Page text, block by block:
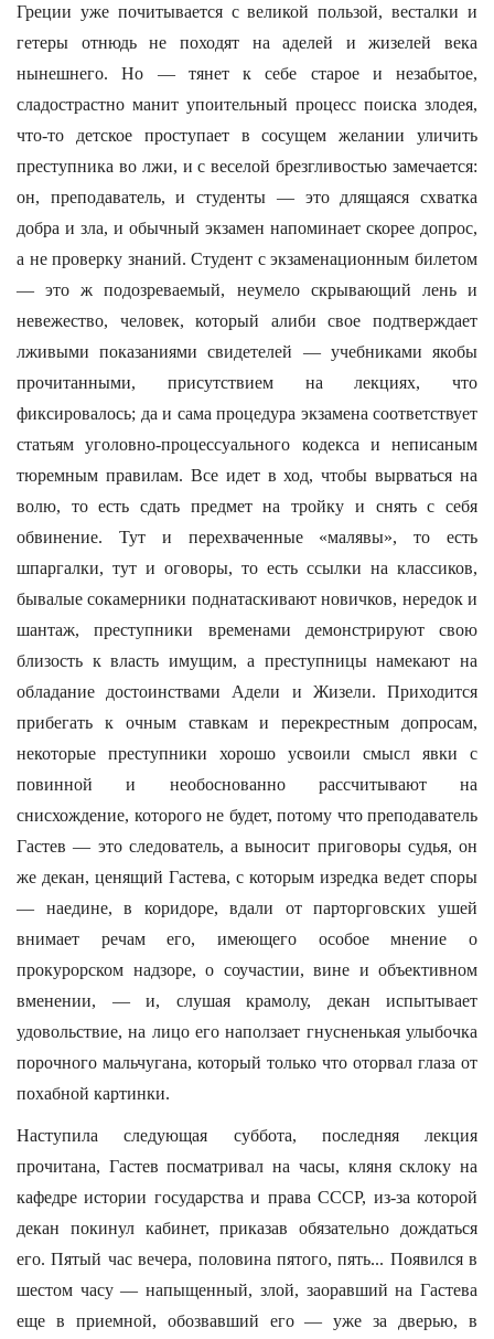
Греции уже почитывается с великой пользой, весталки и
гетеры отнюдь не походят на аделей и жизелей века
нынешнего. Но — тянет к себе старое и незабытое,
сладострастно манит упоительный процесс поиска злодея,
что-то детское проступает в сосущем желании уличить
преступника во лжи, и с веселой брезгливостью замечается:
он, преподаватель, и студенты — это длящаяся схватка
добра и зла, и обычный экзамен напоминает скорее допрос,
а не проверку знаний. Студент с экзаменационным билетом
— это ж подозреваемый, неумело скрывающий лень и
невежество, человек, который алиби свое подтверждает
лживыми показаниями свидетелей — учебниками якобы
прочитанными, присутствием на лекциях, что
фиксировалось; да и сама процедура экзамена соответствует
статьям уголовно-процессуального кодекса и неписаным
тюремным правилам. Все идет в ход, чтобы вырваться на
волю, то есть сдать предмет на тройку и снять с себя
обвинение. Тут и перехваченные «малявы», то есть
шпаргалки, тут и оговоры, то есть ссылки на классиков,
бывалые сокамерники поднатаскивают новичков, нередок и
шантаж, преступники временами демонстрируют свою
близость к власть имущим, а преступницы намекают на
обладание достоинствами Адели и Жизели. Приходится
прибегать к очным ставкам и перекрестным допросам,
некоторые преступники хорошо усвоили смысл явки с
повинной и необоснованно рассчитывают на
снисхождение, которого не будет, потому что преподаватель
Гастев — это следователь, а выносит приговоры судья, он
же декан, ценящий Гастева, с которым изредка ведет споры
— наедине, в коридоре, вдали от парторговских ушей
внимает речам его, имеющего особое мнение о
прокурорском надзоре, о соучастии, вине и объективном
вменении, — и, слушая крамолу, декан испытывает
удовольствие, на лицо его наползает гнусненькая улыбочка
порочного мальчугана, который только что оторвал глаза от
похабной картинки.
Наступила следующая суббота, последняя лекция
прочитана, Гастев посматривал на часы, кляня склоку на
кафедре истории государства и права СССР, из-за которой
декан покинул кабинет, приказав обязательно дождаться
его. Пятый час вечера, половина пятого, пять... Появился в
шестом часу — напыщенный, злой, заоравший на Гастева
еще в приемной, обозвавший его — уже за дверью, в